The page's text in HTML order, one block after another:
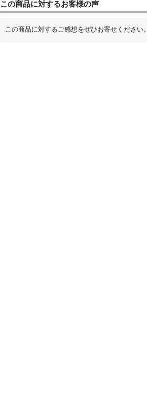
この商品に対するお客様の声
この商品に対するご感想をぜひお寄せください。